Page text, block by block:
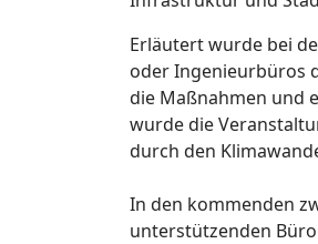
Erläutert wurde bei
oder Ingenieurbüros
die Maßnahmen und
wurde die
durch den
In den kommenden
unterstützenden